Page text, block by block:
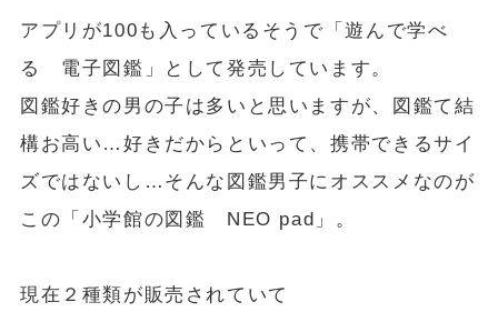
アプリが100も入っているそうで「遊んで学べ
る 電子図鑑」として発売しています。
図鑑好きの男の子は多いと思いますが、図鑑て結
構お高い…好きだからといって、携帯できるサイ
ズではないし…そんな図鑑男子にオススメなのが
この「小学館の図鑑 NEO pad」。
現在２種類が販売されていて